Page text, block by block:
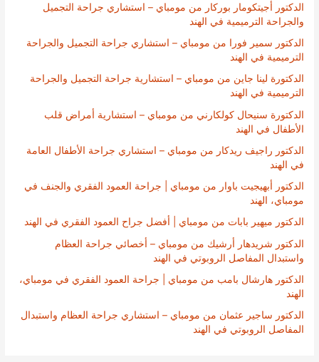
الدكتور أجيتكومار بوركار من مومباي – استشاري جراحة التجميل
والجراحة الترميمية في الهند
الدكتور سمير فورا من مومباي – استشاري جراحة التجميل والجراحة
الترميمية في الهند
الدكتورة لينا جاين من مومباي – استشارية جراحة التجميل والجراحة
الترميمية في الهند
الدكتورة سنيحال كولكارني من مومباي – استشارية أمراض قلب
الأطفال في الهند
الدكتور راجيف ريدكار من مومباي – استشاري جراحة الأطفال العامة
في الهند
الدكتور أبهيجيت باوار من مومباي | جراحة العمود الفقري والجنف في
مومباي، الهند
الدكتور ميهير بابات من مومباي | أفضل جراح العمود الفقري في الهند
الدكتور شريدهار أرشيك من مومباي – أخصائي جراحة العظام
واستبدال المفاصل الروبوتي في الهند
الدكتور هارشال بامب من مومباي | جراحة العمود الفقري في مومباي،
الهند
الدكتور ساجير عثمان من مومباي – استشاري جراحة العظام واستبدال
المفاصل الروبوتي في الهند